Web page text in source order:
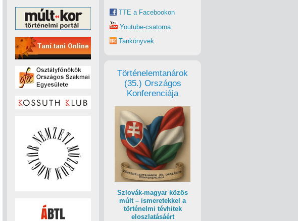
TTE a Facebookon
Youtube-csatorna
Tankönyvek
Történelemtanárok
(35.) Országos
Konferenciája
Szlovák-magyar közös
múlt – ismeretekkel a
történelmi tévhitek
eloszlatásáért